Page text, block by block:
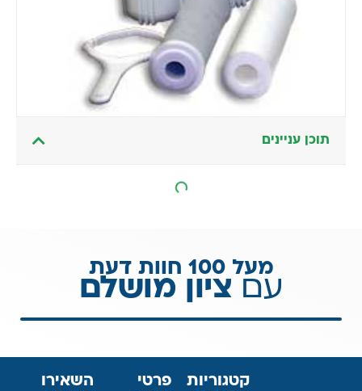
תוכן עניינים
מעל 100 חוות דעת
עםציון מושלם
קטגוריות
פרטי
השאירו